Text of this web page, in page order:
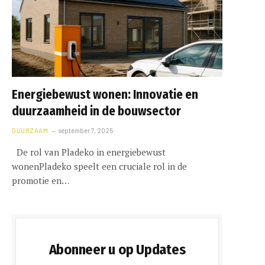
Energiebewust wonen: Innovatie en
duurzaamheid in de bouwsector
DUURZAAM september 7, 2025
De rol van Pladeko in energiebewust
wonenPladeko speelt een cruciale rol in de
promotie en…
Abonneer u op Updates